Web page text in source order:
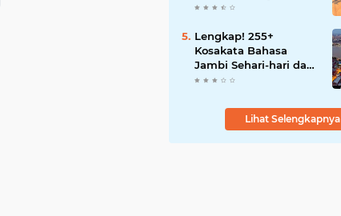
Idawati Gandeng PT
Lengkap! 255+
Kosakata Bahasa
Jambi Sehari-hari dan
Artinya
Lihat Selengkapnya